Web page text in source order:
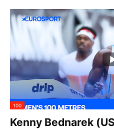
100
Kenny Bednarek